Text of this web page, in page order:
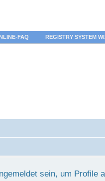
FAQ REGISTRY SYSTEM
sein, um Profile